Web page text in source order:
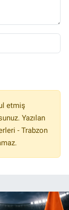
etmiş
Yazılan
- Trabzon